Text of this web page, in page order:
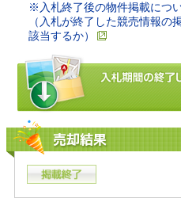
※入札終了後の物件掲載につ
（入札が終了した競売情報の
該当するか）
売却結果